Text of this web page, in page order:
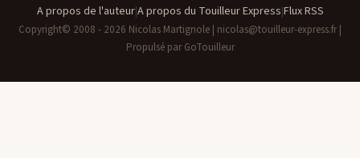
A propos de l'auteur|A propos du Touilleur Express|Flux RSS
Copyright© 2008 - 2026 Nicolas Martignole | nicolas@touilleur-express.fr |
Propulsé par GoTouilleur